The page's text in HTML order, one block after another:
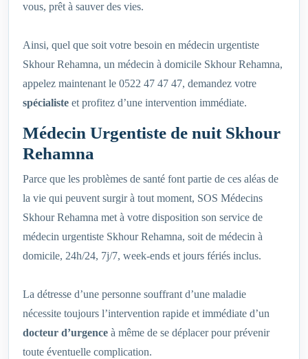
vous, prêt à sauver des vies.
Ainsi, quel que soit votre besoin en médecin urgentiste
Skhour Rehamna, un médecin à domicile Skhour Rehamna,
appelez maintenant le 0522 47 47 47, demandez votre
spécialiste et profitez d’une intervention immédiate.
Médecin Urgentiste de nuit Skhour
Rehamna
Parce que les problèmes de santé font partie de ces aléas de
la vie qui peuvent surgir à tout moment, SOS Médecins
Skhour Rehamna met à votre disposition son service de
médecin urgentiste Skhour Rehamna, soit de médecin à
domicile, 24h/24, 7j/7, week-ends et jours fériés inclus.
La détresse d’une personne souffrant d’une maladie
nécessite toujours l’intervention rapide et immédiate d’un
docteur d’urgence à même de se déplacer pour prévenir
toute éventuelle complication.